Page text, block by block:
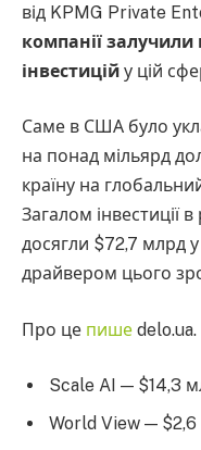
від KPMG Private
компанії залучили
інвестицій у цій
Саме в США було
на понад мільярд
країну на
Загалом інвестиції
досягли $72,7 млрд
драйвером цього
Про це пише
Scale AI — $14,3
World View —